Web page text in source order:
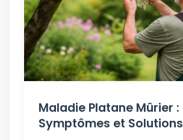
Maladie Platane Mûrier :
Symptômes et Solutions